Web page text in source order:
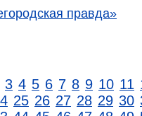
правда»
3 4 5 6 7 8 9 10 11
25 26 27 28 29 30